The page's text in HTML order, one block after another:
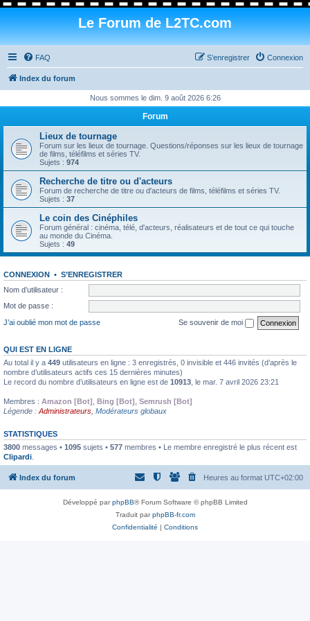
Le Forum de L2TC.com
FAQ Connexion
S’enregistrer
Index du forum
Nous sommes le dim. 9 août 2026 6:26
Forum
Lieux de tournage
Forum sur les lieux de tournage. Questions/réponses sur les lieux de tournage
de films, téléfilms et séries TV.
Sujets : 974
Recherche de titre ou d'acteurs
Forum de recherche de titre ou d'acteurs de films, téléfilms et séries TV.
Sujets : 37
Le coin des Cinéphiles
Forum général : cinéma, télé, d'acteurs, réalisateurs et de tout ce qui touche
au monde du Cinéma.
Sujets : 49
CONNEXION • S’ENREGISTRER
Nom d’utilisateur :
Mot de passe :
J’ai oublié mon mot de passe
Se souvenir de moi
QUI EST EN LIGNE
Au total il y a 449 utilisateurs en ligne : 3 enregistrés, 0 invisible et 446 invités (d’après le
nombre d’utilisateurs actifs ces 15 dernières minutes)
Le record du nombre d’utilisateurs en ligne est de 10913 , le mar. 7 avril 2026 23:21
Membres : Amazon [Bot] Bing [Bot] Semrush [Bot]
Légende : Administrateurs Modérateurs globaux
STATISTIQUES
3800 messages • 1095 sujets • 577 membres • Le membre enregistré le plus récent est
Clipardi
Index du forum Heures au format UTC+02:00
Développé parphpBB® Forum Software © phpBB Limited
Traduit parphpBB-fr.com
Confidentialité | Conditions